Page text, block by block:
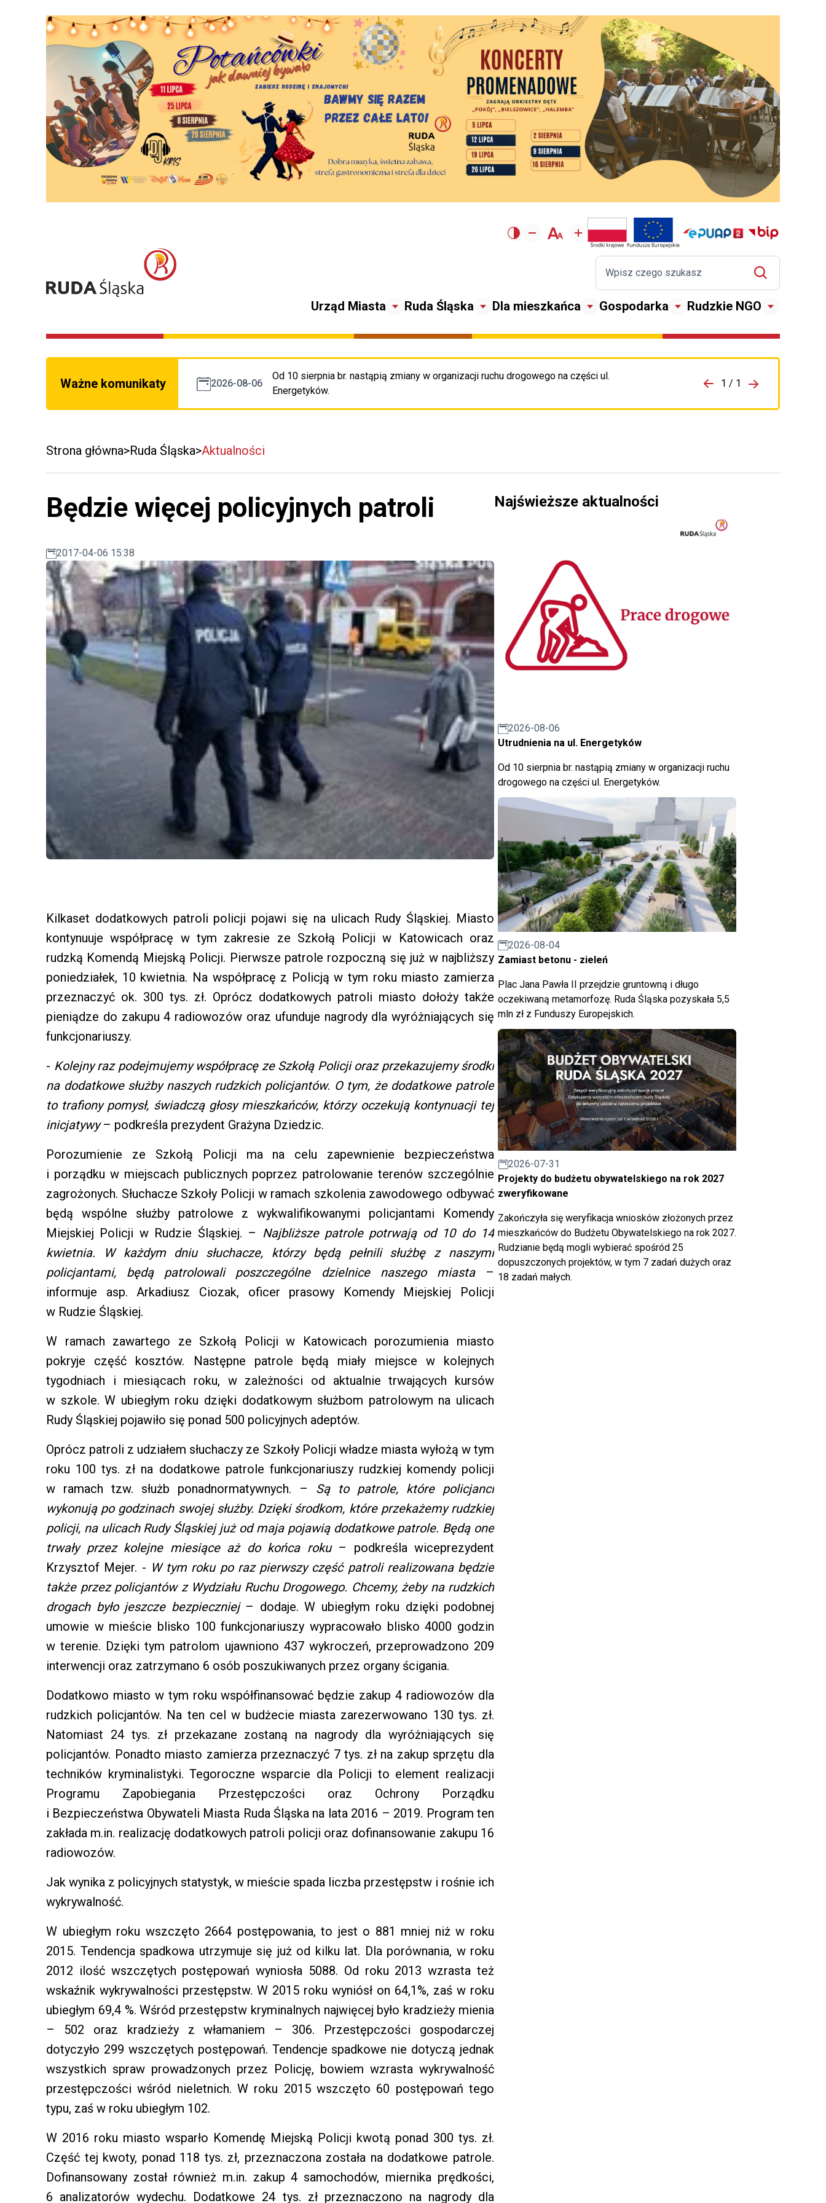
Urząd Miasta Ruda Śląska Dla mieszkańca Gospodarka Rudzkie NGO
Ważne komunikaty 2026-08-06
Od 10 sierpnia br. nastąpią zmiany w organizacji ruchu drogowego na części ul.
Energetyków.
Przejdź do porzpedniego komunikatu 1 / 1
Przejdź do
Strona główna Ruda Śląska Aktualności
Będzie więcej policyjnych patroli
2017-04-06 15:38
Kilkaset dodatkowych patroli policji pojawi się na ulicach Rudy Śląskiej. Miasto
kontynuuje współpracę w tym zakresie ze Szkołą Policji w Katowicach oraz
rudzką Komendą Miejską Policji. Pierwsze patrole rozpoczną się już w najbliższy
poniedziałek, 10 kwietnia. Na współpracę z Policją w tym roku miasto zamierza
przeznaczyć ok. 300 tys. zł. Oprócz dodatkowych patroli miasto dołoży także
pieniądze do zakupu 4 radiowozów oraz ufunduje nagrody dla wyróżniających się
funkcjonariuszy.
- Kolejny raz podejmujemy współpracę ze Szkołą Policji oraz przekazujemy środki
na dodatkowe służby naszych rudzkich policjantów. O tym, że dodatkowe patrole
to trafiony pomysł, świadczą głosy mieszkańców, którzy oczekują kontynuacji tej
inicjatywy– podkreśla prezydent Grażyna Dziedzic.
Porozumienie ze Szkołą Policji ma na celu zapewnienie bezpieczeństwa
i porządku w miejscach publicznych poprzez patrolowanie terenów szczególnie
zagrożonych. Słuchacze Szkoły Policji w ramach szkolenia zawodowego odbywać
będą wspólne służby patrolowe z wykwalifikowanymi policjantami Komendy
Miejskiej Policji w Rudzie Śląskiej. – Najbliższe patrole potrwają od 10 do 14
kwietnia. W każdym dniu słuchacze, którzy będą pełnili służbę z naszymi
policjantami, będą patrolowali poszczególne dzielnice naszego miasta–
informuje asp. Arkadiusz Ciozak, oficer prasowy Komendy Miejskiej Policji
w Rudzie Śląskiej.
W ramach zawartego ze Szkołą Policji w Katowicach porozumienia miasto
pokryje część kosztów. Następne patrole będą miały miejsce w kolejnych
tygodniach i miesiącach roku, w zależności od aktualnie trwających kursów
w szkole. W ubiegłym roku dzięki dodatkowym służbom patrolowym na ulicach
Rudy Śląskiej pojawiło się ponad 500 policyjnych adeptów.
Oprócz patroli z udziałem słuchaczy ze Szkoły Policji władze miasta wyłożą w tym
roku 100 tys. zł na dodatkowe patrole funkcjonariuszy rudzkiej komendy policji
w ramach tzw. służb ponadnormatywnych. – Są to patrole, które policjanci
wykonują po godzinach swojej służby. Dzięki środkom, które przekażemy rudzkiej
policji, na ulicach Rudy Śląskiej już od maja pojawią dodatkowe patrole. Będą one
trwały przez kolejne miesiące aż do końca roku– podkreśla wiceprezydent
Krzysztof Mejer. - W tym roku po raz pierwszy część patroli realizowana będzie
także przez policjantów z Wydziału Ruchu Drogowego. Chcemy, żeby na rudzkich
drogach było jeszcze bezpieczniej – dodaje. W ubiegłym roku dzięki podobnej
umowie w mieście blisko 100 funkcjonariuszy wypracowało blisko 4000 godzin
w terenie. Dzięki tym patrolom ujawniono 437 wykroczeń, przeprowadzono 209
interwencji oraz zatrzymano 6 osób poszukiwanych przez organy ścigania.
Dodatkowo miasto w tym roku współfinansować będzie zakup 4 radiowozów dla
rudzkich policjantów. Na ten cel w budżecie miasta zarezerwowano 130 tys. zł.
Natomiast 24 tys. zł przekazane zostaną na nagrody dla wyróżniających się
policjantów. Ponadto miasto zamierza przeznaczyć 7 tys. zł na zakup sprzętu dla
techników kryminalistyki. Tegoroczne wsparcie dla Policji to element realizacji
Programu Zapobiegania Przestępczości oraz Ochrony Porządku
i Bezpieczeństwa Obywateli Miasta Ruda Śląska na lata 2016 – 2019. Program ten
zakłada m.in. realizację dodatkowych patroli policji oraz dofinansowanie zakupu 16
radiowozów.
Jak wynika z policyjnych statystyk, w mieście spada liczba przestępstw i rośnie ich
wykrywalność.
W ubiegłym roku wszczęto 2664 postępowania, to jest o 881 mniej niż w roku
2015. Tendencja spadkowa utrzymuje się już od kilku lat. Dla porównania, w roku
2012 ilość wszczętych postępowań wyniosła 5088. Od roku 2013 wzrasta też
wskaźnik wykrywalności przestępstw. W 2015 roku wyniósł on 64,1%, zaś w roku
ubiegłym 69,4 %. Wśród przestępstw kryminalnych najwięcej było kradzieży mienia
– 502 oraz kradzieży z włamaniem – 306. Przestępczości gospodarczej
dotyczyło 299 wszczętych postępowań. Tendencje spadkowe nie dotyczą jednak
wszystkich spraw prowadzonych przez Policję, bowiem wzrasta wykrywalność
przestępczości wśród nieletnich. W roku 2015 wszczęto 60 postępowań tego
typu, zaś w roku ubiegłym 102.
W 2016 roku miasto wsparło Komendę Miejską Policji kwotą ponad 300 tys. zł.
Część tej kwoty, ponad 118 tys. zł, przeznaczona została na dodatkowe patrole.
Dofinansowany został również m.in. zakup 4 samochodów, miernika prędkości,
6 analizatorów wydechu. Dodatkowe 24 tys. zł przeznaczono na nagrody dla
Najświeższe aktualności
2026-08-06
Utrudnienia na ul. Energetyków
Od 10 sierpnia br. nastąpią zmiany w organizacji ruchu
drogowego na części ul. Energetyków.
2026-08-04
Zamiast betonu - zieleń
Plac Jana Pawła II przejdzie gruntowną i długo
oczekiwaną metamorfozę. Ruda Śląska pozyskała 5,5
mln zł z Funduszy Europejskich.
2026-07-31
Projekty do budżetu obywatelskiego na rok 2027
zweryfikowane
Zakończyła się weryfikacja wniosków złożonych przez
mieszkańców do Budżetu Obywatelskiego na rok 2027.
Rudzianie będą mogli wybierać spośród 25
dopuszczonych projektów, w tym 7 zadań dużych oraz
18 zadań małych.